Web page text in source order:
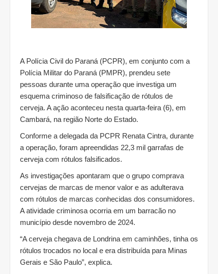
A Polícia Civil do Paraná (PCPR), em conjunto com a
Polícia Militar do Paraná (PMPR), prendeu sete
pessoas durante uma operação que investiga um
esquema criminoso de falsificação de rótulos de
cerveja. A ação aconteceu nesta quarta-feira (6), em
Cambará, na região Norte do Estado.
Conforme a delegada da PCPR Renata Cintra, durante
a operação, foram apreendidas 22,3 mil garrafas de
cerveja com rótulos falsificados.
As investigações apontaram que o grupo comprava
cervejas de marcas de menor valor e as adulterava
com rótulos de marcas conhecidas dos consumidores.
A atividade criminosa ocorria em um barracão no
município desde novembro de 2024.
“A cerveja chegava de Londrina em caminhões, tinha os
rótulos trocados no local e era distribuída para Minas
Gerais e São Paulo”, explica.